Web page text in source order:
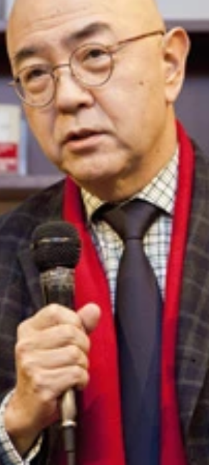
本戦後史論』が話題の、思想家・内田
本戦後史論』が話題の、思想家・内田